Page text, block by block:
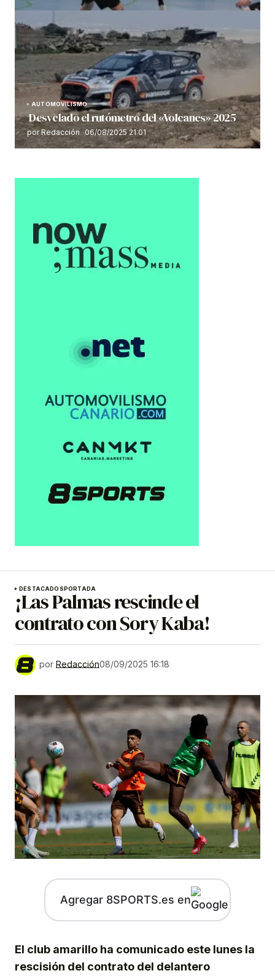
AUTOMOVILISMO
Desvelado el rutómetro del «Volcanes» 2025
por Redacción 06/08/2025 21:01
DESTACADOSPORTADA
¡Las Palmas rescinde el
contrato con Sory Kaba!
por Redacción08/09/2025 16:18
Agregar 8SPORTS.es en
El club amarillo ha comunicado este lunes la
rescisión del contrato del delantero